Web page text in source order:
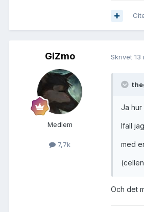
GiZmo
Medlem
7,7k
Skrivet 13
Ja hur
Ifall
med
Och det